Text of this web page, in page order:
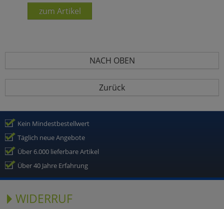
zum Artikel
NACH OBEN
Zurück
Kein Mindestbestellwert
Täglich neue Angebote
Über 6.000 lieferbare Artikel
Über 40 Jahre Erfahrung
WIDERRUF